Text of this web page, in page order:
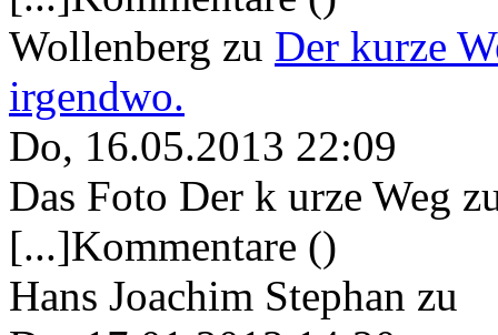
Wollenberg zu Der kurze
irgendwo.
Do, 16.05.2013 22:09
Das Foto Der k urze Weg
[...]Kommentare ()
Hans Joachim Stephan zu